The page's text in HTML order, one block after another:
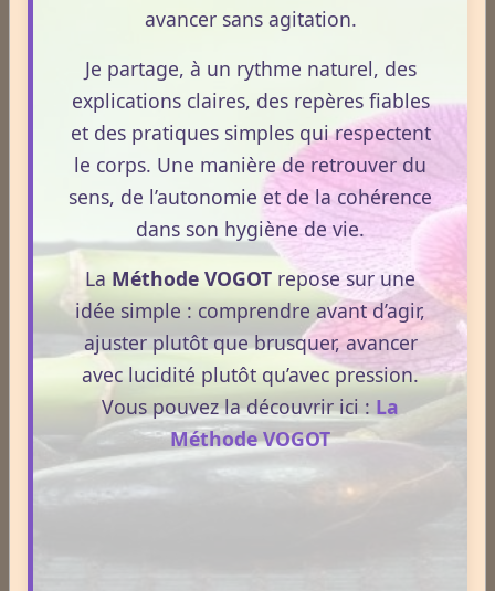
Aérothérapie
Antigymnastique
Apithérapie
Phytothérapie
Aloe vera
Ananas
avancer sans agitation.
Je partage, à un rythme naturel, des
explications claires, des repères fiables
et des pratiques simples qui respectent
le corps. Une manière de retrouver du
sens, de l’autonomie et de la cohérence
dans son hygiène de vie.
La Méthode VOGOT repose sur une
idée simple : comprendre avant d’agir,
ajuster plutôt que brusquer, avancer
avec lucidité plutôt qu’avec pression.
Vous pouvez la découvrir ici : La
Méthode VOGOT